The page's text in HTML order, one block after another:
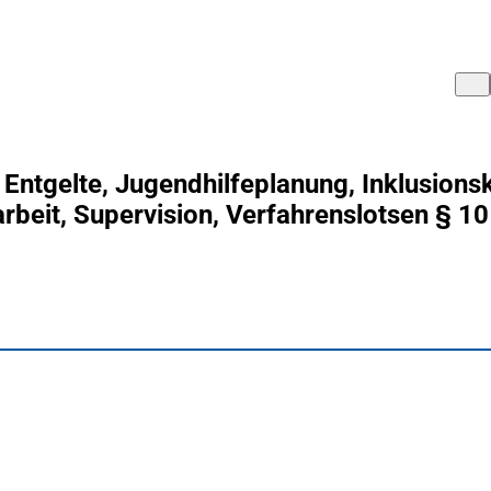
Jugendhilfeplanung,
Supervision, Verfahrenslotsen § 10